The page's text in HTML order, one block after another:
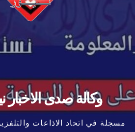
وكالة صدى الاخبار
مسجلة في اتحاد الاذاعات